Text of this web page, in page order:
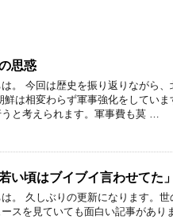
思惑
。 今回は歴史を振り返りながら
鮮は相変わらず軍事強化をしてい
と考えられます。軍事費も莫 …
若い頃はブイブイ言わせて
。 久しぶりの更新になります。
スを見ていても面白い記事があ